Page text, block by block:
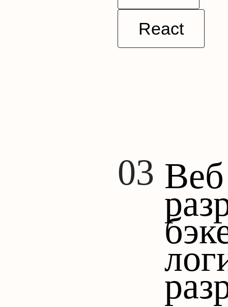
React
Веб